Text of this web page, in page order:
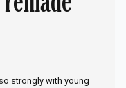
strongly with young